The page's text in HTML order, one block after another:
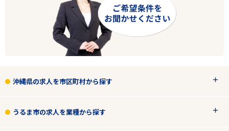
沖縄県の求人を市区町村から探す
うるま市の求人を業種から探す